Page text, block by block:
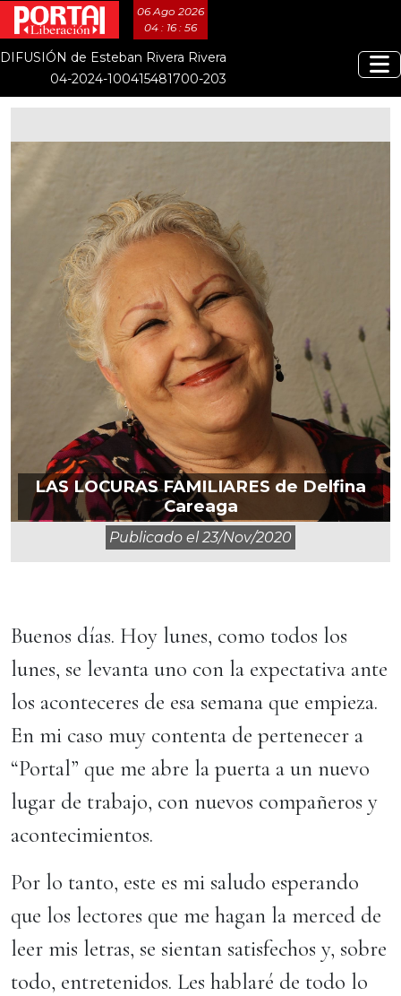
06 Ago 2026
04 : 16 : 57
DIFUSIÓN de Esteban Rivera Rivera
04-2024-100415481700-203
LAS LOCURAS FAMILIARES de Delfina
Careaga
Publicado el23/nov/2020
Buenos días. Hoy lunes, como todos los
lunes, se levanta uno con la expectativa ante
los aconteceres de esa semana que empieza.
En mi caso muy contenta de pertenecer a
“Portal” que me abre la puerta a un nuevo
lugar de trabajo, con nuevos compañeros y
acontecimientos.
Por lo tanto, este es mi saludo esperando
que los lectores que me hagan la merced de
leer mis letras, se sientan satisfechos y, sobre
todo, entretenidos. Les hablaré de todo lo